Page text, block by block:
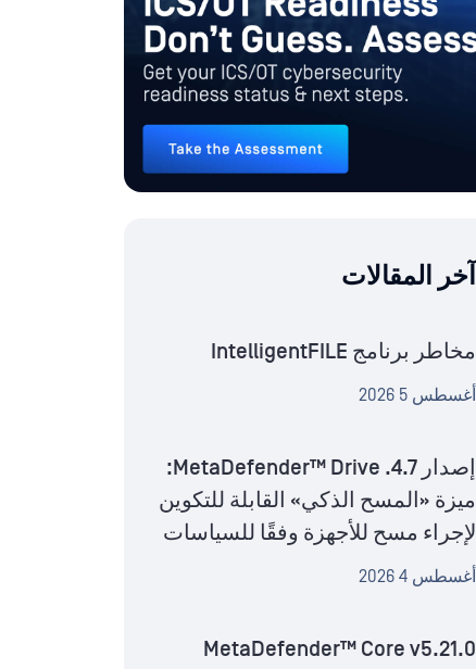
آخر المقالات
مخاطر برنامج IntelligentFILE
أغسطس 5 2026
إصدار MetaDefender™ Drive .4.7:
ميزة «المسح الذكي» القابلة للتكوين
لإجراء مسح للأجهزة وفقًا للسياسات
أغسطس 4 2026
MetaDefender™ Core v5.21.0